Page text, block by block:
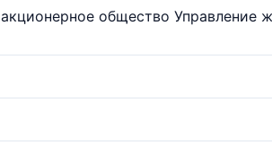
общество Управление